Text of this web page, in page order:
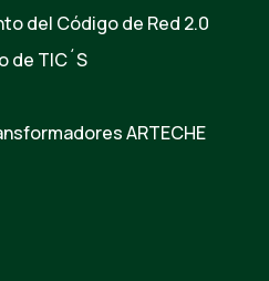
del Código de Red 2.0
de TIC´S
ARTECHE